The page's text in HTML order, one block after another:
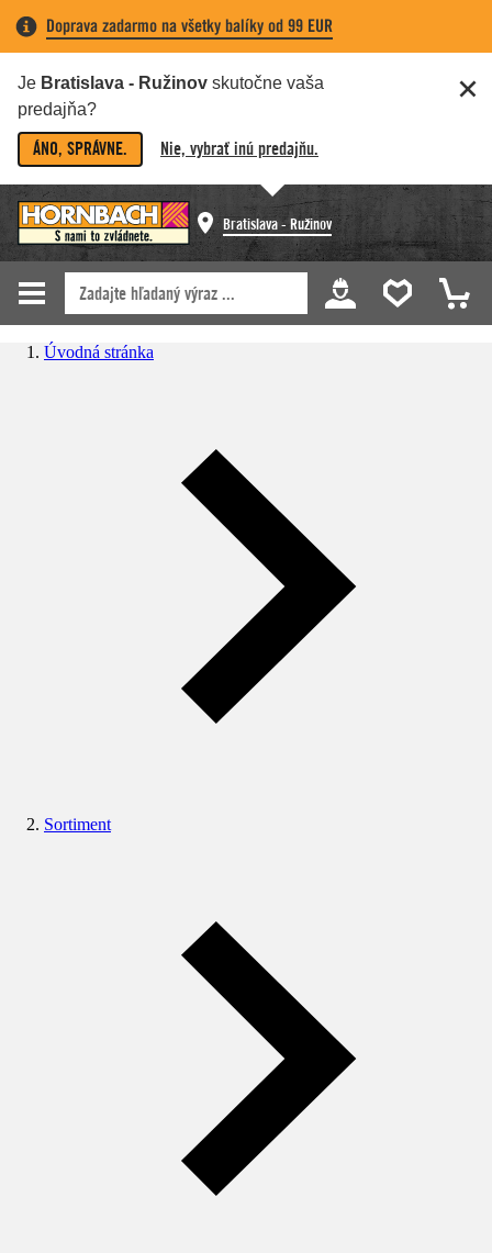
Doprava zadarmo na všetky balíky od 99 EUR
Je Bratislava - Ružinov skutočne vaša
predajňa?
ÁNO, SPRÁVNE. Nie, vybrať inú predajňu.
Bratislava - Ružinov
Úvodná stránka
Sortiment